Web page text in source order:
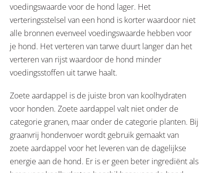
voedingswaarde voor de hond lager. Het
verteringsstelsel van een hond is korter waardoor niet
alle bronnen evenveel voedingswaarde hebben voor
je hond. Het verteren van tarwe duurt langer dan het
verteren van rijst waardoor de hond minder
voedingsstoffen uit tarwe haalt.
Zoete aardappel is de juiste bron van koolhydraten
voor honden. Zoete aardappel valt niet onder de
categorie granen, maar onder de categorie planten. Bij
graanvrij hondenvoer wordt gebruik gemaakt van
zoete aardappel voor het leveren van de dagelijkse
energie aan de hond. Er is er geen beter ingrediënt als